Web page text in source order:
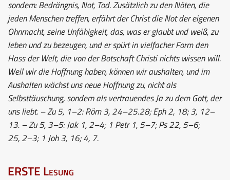
sondern: Bedrängnis, Not, Tod. Zusätzlich zu den Nöten, die
jeden Menschen treffen, erfährt der Christ die Not der eigenen
Ohnmacht, seine Unfähigkeit, das, was er glaubt und weiß, zu
leben und zu bezeugen, und er spürt in vielfacher Form den
Hass der Welt, die von der Botschaft Christi nichts wissen will.
Weil wir die Hoffnung haben, können wir aushalten, und im
Aushalten wächst uns neue Hoffnung zu, nicht als
Selbsttäuschung, sondern als vertrauendes Ja zu dem Gott, der
uns liebt. – Zu 5, 1–2: Röm 3, 24–25.28; Eph 2, 18; 3, 12–
13. – Zu 5, 3–5: Jak 1, 2–4; 1 Petr 1, 5–7; Ps 22, 5–6;
25, 2–3; 1 Joh 3, 16; 4, 7.
ERSTE Lesung